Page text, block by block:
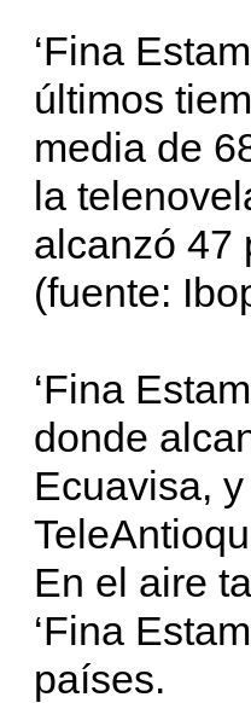
‘Fina
últimos
media de
la
alcanzó 47
(fuente:
‘Fina
donde
Ecuavisa,
En el aire
‘Fina
países.